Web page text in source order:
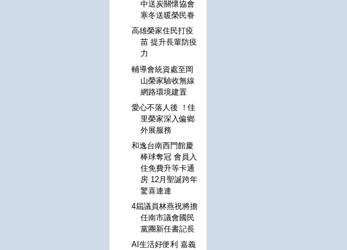
中送炭關懷協會
寒冬送暖榮民眷
高雄榮家住民打疫
苗 提升長輩防疫
力
輔導會統資處至岡
山榮家驗收無線
網路環境建置
愛心不落人後 ！佳
里榮家深入偏鄉
外展服務
和逸台南西門館慶
棒球奪冠 會員入
住免費升等卡通
房 12月聖誕跨年
驚喜連連
4屆議員林燕祝將擔
任南市議會國民
黨團新任書記長
AI生活好便利 嘉義